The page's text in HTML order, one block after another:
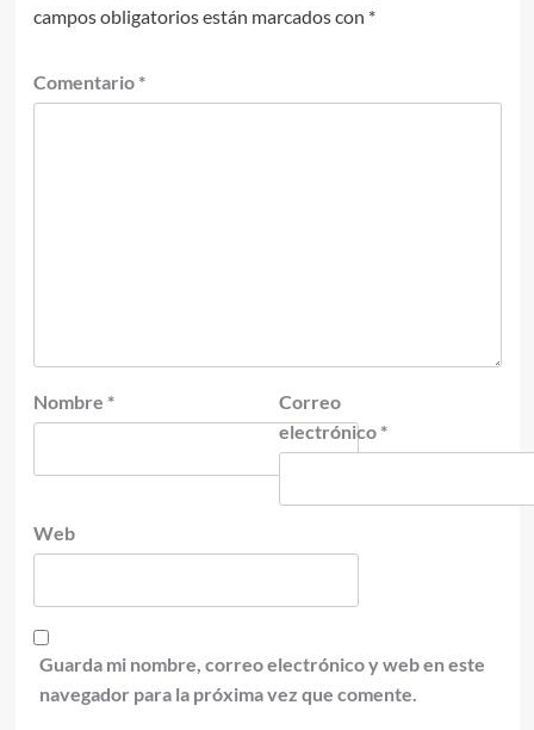
campos obligatorios están marcados con *
Comentario *
Nombre *
Correo
electrónico *
Web
Guarda mi nombre, correo electrónico y web en este
navegador para la próxima vez que comente.